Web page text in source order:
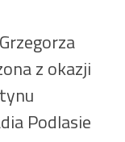
z okazji
Podlasie